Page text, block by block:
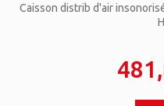
Caisson distrib d'air